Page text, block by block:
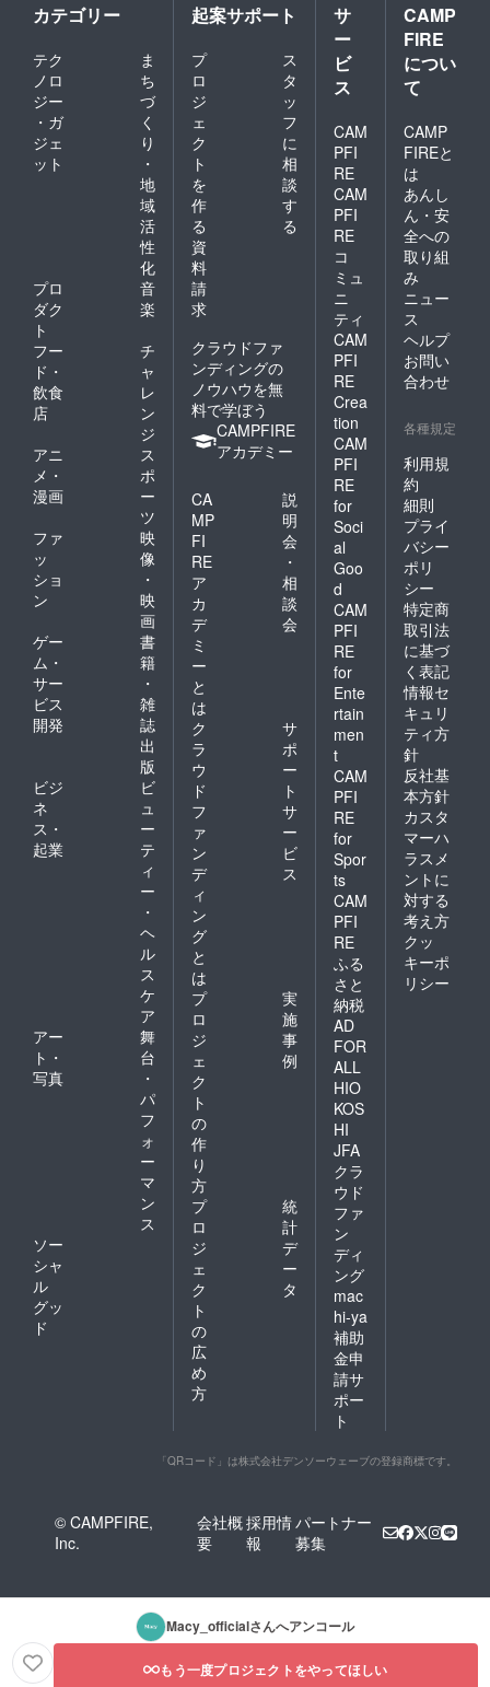
カテゴリー
テク
ノロ
ジー
・ガ
ジェ
ット
ま
ち
づ
く
り
・
地
域
活
性
化
プロ
ダク
ト
音
楽
フー
ド・
飲食
店
チ
ャ
レ
ン
ジ
アニ
メ・
漫画
ス
ポ
ー
ツ
ファ
ッ
ショ
ン
映
像
・
映
画
ゲー
ム・
サー
ビス
開発
書
籍
・
雑
誌
出
版
ビジ
ネ
ス・
起業
ビ
ュ
ー
テ
ィ
ー
・
ヘ
ル
ス
ケ
ア
アー
ト・
写真
舞
台
・
パ
フ
ォ
ー
マ
ン
ス
ソー
シャ
ル
グッ
ド
起案サポート
プ
ロ
ジ
ェ
ク
ト
を
作
る
ス
タ
ッ
フ
に
相
談
す
る
資
料
請
求
クラウドファ
ンディングの
ノウハウを無
料で学ぼう
CAMPFIRE
アカデミー
CA
MP
FI
RE
ア
カ
デ
ミ
ー
と
は
説
明
会
・
相
談
会
ク
ラ
ウ
ド
フ
ァ
ン
デ
ィ
ン
グ
と
は
サ
ポ
ー
ト
サ
ー
ビ
ス
プ
ロ
ジ
ェ
ク
ト
の
作
り
方
実
施
事
例
プ
ロ
ジ
ェ
ク
ト
の
広
め
方
統
計
デ
ー
タ
サ
ー
ビ
ス
CAM
PFI
RE
CAM
PFI
RE
コ
ミュ
ニ
ティ
CAM
PFI
RE
Crea
tion
CAM
PFI
RE
for
Soci
al
Goo
d
CAM
PFI
RE
for
Ente
rtain
men
t
CAM
PFI
RE
for
Spor
ts
CAM
PFI
RE
ふる
さと
納税
AD
FOR
ALL
HIO
KOS
HI
JFA
クラ
ウド
ファ
ン
ディ
ング
mac
hi-ya
補助
金申
請サ
ポー
ト
CAMP
FIRE
につい
て
CAMP
FIREと
は
あんし
ん・安
全への
取り組
み
ニュー
ス
ヘルプ
お問い
合わせ
各種規定
利用規
約
細則
プライ
バシー
ポリ
シー
特定商
取引法
に基づ
く表記
情報セ
キュリ
ティ方
針
反社基
本方針
カスタ
マーハ
ラスメ
ントに
対する
考え方
クッ
キーポ
リシー
「QRコード」は株式会社デンソーウェーブの登録商標です。
© CAMPFIRE,
Inc.
会社概
要
採用情
報
パートナー
募集
Macy_officialさんへアンコール
もう一度プロジェクトをやってほしい